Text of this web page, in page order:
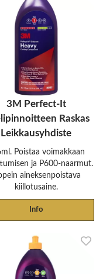
3M Perfect-It
Raskas
Leikkausyhdiste
Poistaa voimakkaan
ja P600-naarmut.
aineksenpoistava
kiillotusaine.
Info